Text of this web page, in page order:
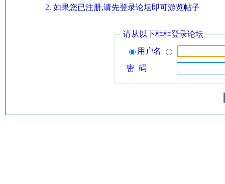
如果您已注册,请先登录论坛即可游览帖子
请从以下框框登录论坛
用户名
密 码